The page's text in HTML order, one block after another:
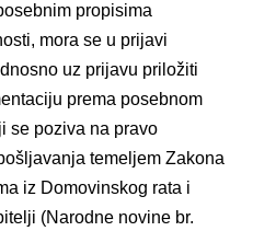
propisima
mora se u prijavi
uz prijavu priložiti
prema posebnom
se poziva na pravo
temeljem Zakona
iz Domovinskog rata i
(Narodne novine br.